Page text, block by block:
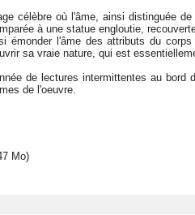
célèbre où l'âme, ainsi distinguée
à une statue engloutie,
émonder l'âme des attributs du
sa vraie nature, qui est
de lectures intermittentes au bord
de l'oeuvre.
Mo)